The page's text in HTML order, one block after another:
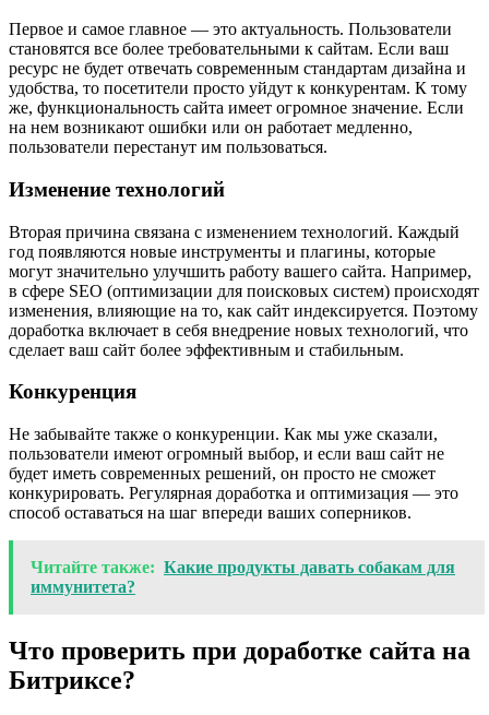
Первое и самое главное — это актуальность. Пользователи
становятся все более требовательными к сайтам. Если ваш
ресурс не будет отвечать современным стандартам дизайна и
удобства, то посетители просто уйдут к конкурентам. К тому
же, функциональность сайта имеет огромное значение. Если
на нем возникают ошибки или он работает медленно,
пользователи перестанут им пользоваться.
Изменение технологий
Вторая причина связана с изменением технологий. Каждый
год появляются новые инструменты и плагины, которые
могут значительно улучшить работу вашего сайта. Например,
в сфере SEO (оптимизации для поисковых систем) происходят
изменения, влияющие на то, как сайт индексируется. Поэтому
доработка включает в себя внедрение новых технологий, что
сделает ваш сайт более эффективным и стабильным.
Конкуренция
Не забывайте также о конкуренции. Как мы уже сказали,
пользователи имеют огромный выбор, и если ваш сайт не
будет иметь современных решений, он просто не сможет
конкурировать. Регулярная доработка и оптимизация — это
способ оставаться на шаг впереди ваших соперников.
Читайте также: Какие продукты давать собакам для
иммунитета?
Что проверить при доработке сайта на
Битриксе?